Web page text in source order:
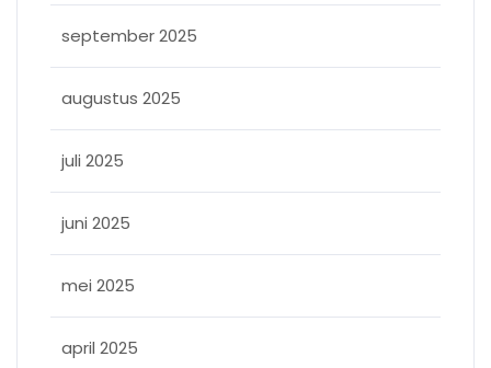
september 2025
augustus 2025
juli 2025
juni 2025
mei 2025
april 2025